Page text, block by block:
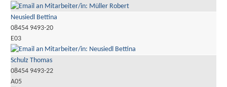
Neusiedl Bettina
08454 9493-20
E03
Schulz Thomas
08454 9493-22
A05